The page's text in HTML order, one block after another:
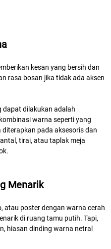
kesan yang bersih dan
rasa bosan jika tidak ada aksen
dapat dilakukan adalah
warna seperti yang
pada aksesoris dan
tirai, atau taplak meja
Menarik
atau poster dengan warna cerah
di ruang tamu putih. Tapi,
hiasan dinding warna netral